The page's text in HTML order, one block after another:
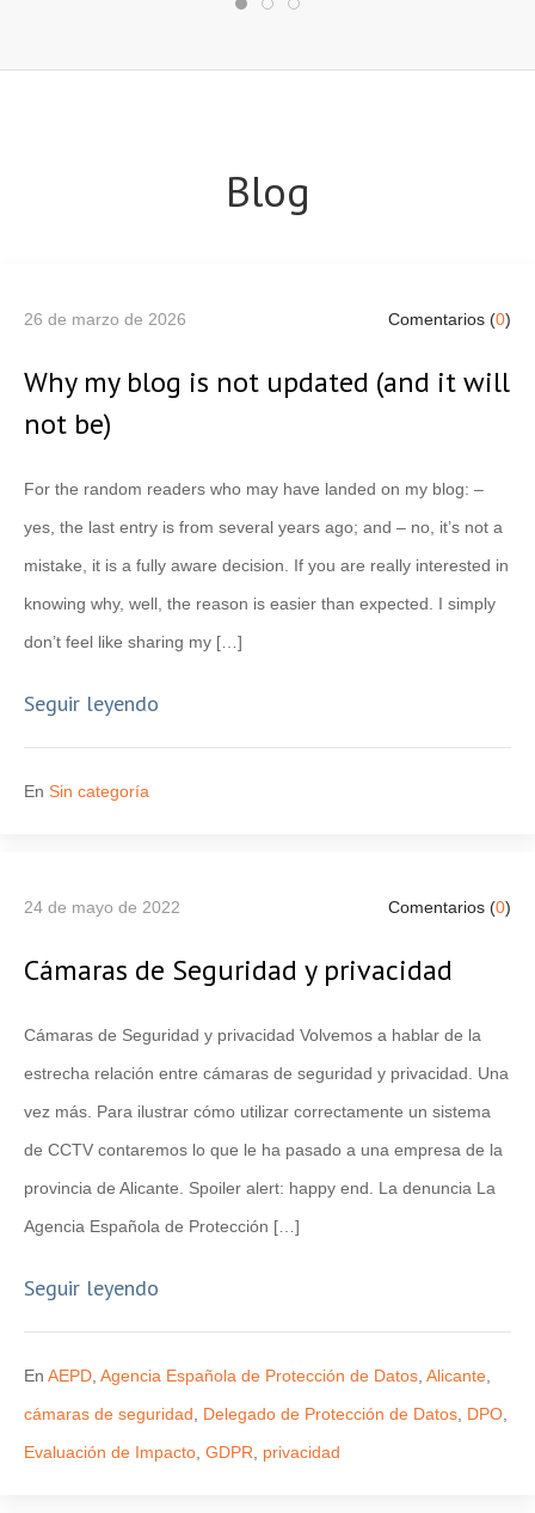
Blog
26 de marzo de 2026 Comentarios (0)
Why my blog is not updated (and it will
not be)
For the random readers who may have landed on my blog: –
yes, the last entry is from several years ago; and – no, it’s not a
mistake, it is a fully aware decision. If you are really interested in
knowing why, well, the reason is easier than expected. I simply
don’t feel like sharing my […]
Seguir leyendo
En Sin categoría
24 de mayo de 2022 Comentarios (0)
Cámaras de Seguridad y privacidad
Cámaras de Seguridad y privacidad Volvemos a hablar de la
estrecha relación entre cámaras de seguridad y privacidad. Una
vez más. Para ilustrar cómo utilizar correctamente un sistema
de CCTV contaremos lo que le ha pasado a una empresa de la
provincia de Alicante. Spoiler alert: happy end. La denuncia La
Agencia Española de Protección […]
Seguir leyendo
En AEPD Agencia Española de Protección de Datos Alicante
cámaras de seguridad
Delegado de Protección de Datos DPO
Evaluación de Impacto GDPR privacidad